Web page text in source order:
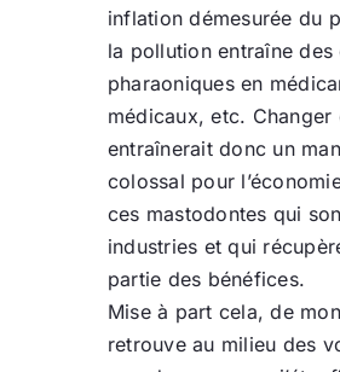
inflation démesurée du
la pollution entraîne des
pharaoniques en
médicaux, etc.
entraînerait donc un
colossal pour
ces mastodontes qui
industries et qui
partie des bénéfices.
Mise à part cela, de
retrouve au milieu des